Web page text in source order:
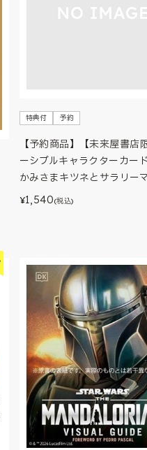
特典付 予約
【予約商品】【未来屋書店
ーシブルキャラクターカー
かみさまキツネとサラリ
¥1,540(税込)